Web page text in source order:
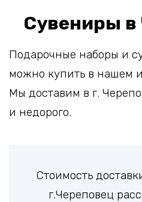
Сувениры в
Подарочные наборы и
можно купить в нашем
Мы доставим в г.
и недорого.
Стоимость
г.Череповец